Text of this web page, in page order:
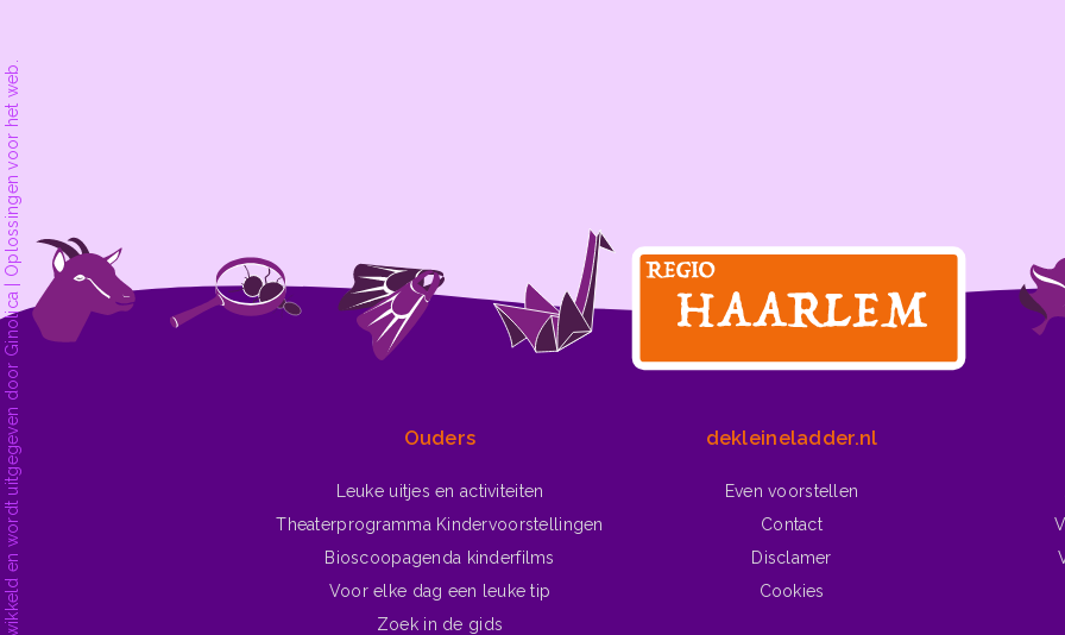
dekleineladder.nl is ontwikkeld en wordt uitgegeven door Ginolica | Oplossingen voor het web. Ouders
Leuke uitjes en activiteiten
Theaterprogramma Kindervoorstellingen
Bioscoopagenda kinderfilms
Voor elke dag een leuke tip
Zoek in de gids
dekleineladder.nl
Even voorstellen
Contact
Disclamer
Cookies